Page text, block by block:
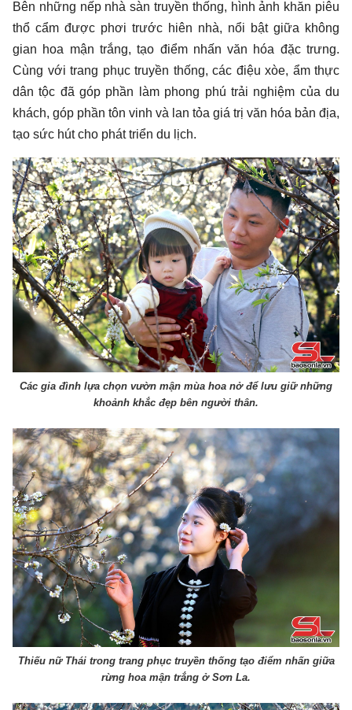
Bên những nếp nhà sàn truyền thống, hình ảnh khăn piêu
thổ cẩm được phơi trước hiên nhà, nổi bật giữa không
gian hoa mận trắng, tạo điểm nhấn văn hóa đặc trưng.
Cùng với trang phục truyền thống, các điệu xòe, ẩm thực
dân tộc đã góp phần làm phong phú trải nghiệm của du
khách, góp phần tôn vinh và lan tỏa giá trị văn hóa bản địa,
tạo sức hút cho phát triển du lịch.
Các gia đình lựa chọn vườn mận mùa hoa nở để lưu giữ những
khoảnh khắc đẹp bên người thân.
Thiếu nữ Thái trong trang phục truyền thống tạo điểm nhấn giữa
rừng hoa mận trắng ở Sơn La.